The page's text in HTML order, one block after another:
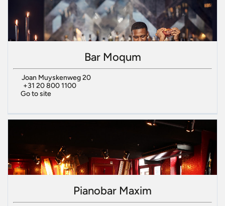
Bar Moqum
Joan Muyskenweg 20
+31 20 800 1100
Go to site
Pianobar Maxim